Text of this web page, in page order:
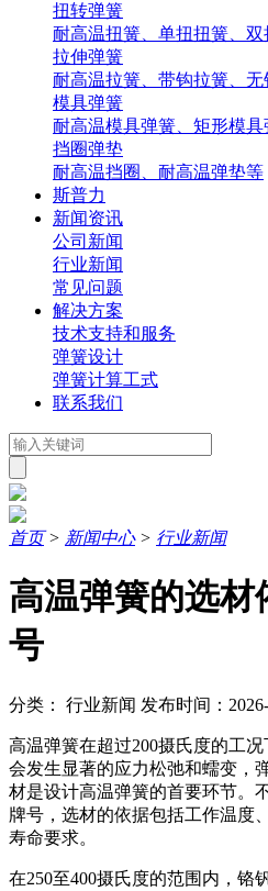
扭转弹簧
耐高温扭簧、单扭扭簧、双
拉伸弹簧
耐高温拉簧、带钩拉簧、无
模具弹簧
耐高温模具弹簧、矩形模
挡圈弹垫
耐高温挡圈、耐高温弹垫等
斯普力
新闻资讯
公司新闻
行业新闻
常见问题
解决方案
技术支持和服务
弹簧设计
弹簧计算工式
联系我们
首页 > 新闻中心 > 行业新闻
高温弹簧的选材
号
分类： 行业新闻 发布时间：
高温弹簧在超过200摄氏度的工
会发生显著的应力松弛和蠕变，
材是设计高温弹簧的首要环节。
牌号，选材的依据包括工作温度
寿命要求。
在250至400摄氏度的范围内，铬